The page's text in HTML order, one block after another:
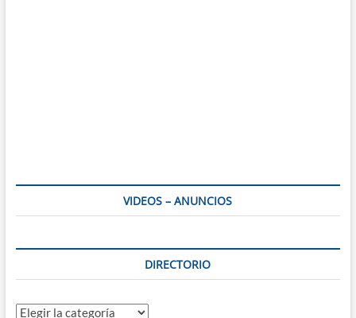
VIDEOS – ANUNCIOS
DIRECTORIO
Directorio